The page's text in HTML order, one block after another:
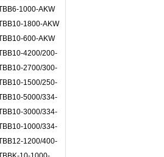
1000-AKW
1800-AKW
600-AKW
4200/200-
2700/300-
1500/250-
5000/334-
3000/334-
1000/334-
1200/400-